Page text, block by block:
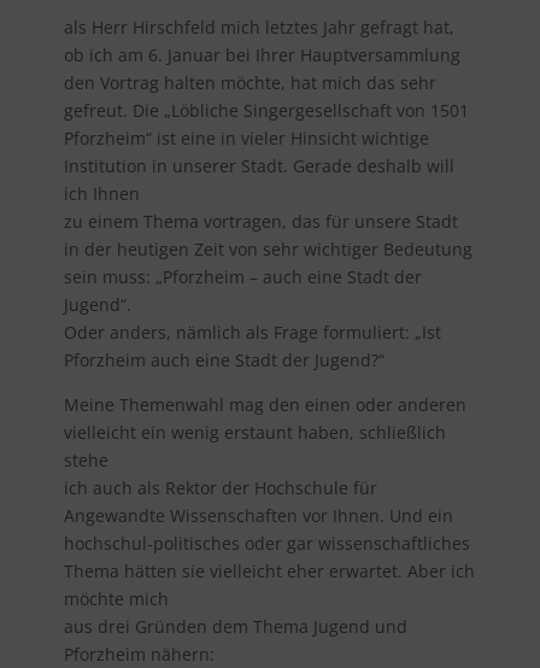
als Herr Hirschfeld mich letztes Jahr gefragt hat,
ob ich am 6. Januar bei Ihrer Hauptversammlung
den Vortrag halten möchte, hat mich das sehr
gefreut. Die „Löbliche Singergesellschaft von 1501
Pforzheim“ ist eine in vieler Hinsicht wichtige
Institution in unserer Stadt. Gerade deshalb will
ich Ihnen
zu einem Thema vortragen, das für unsere Stadt
in der heutigen Zeit von sehr wichtiger Bedeutung
sein muss: „Pforzheim – auch eine Stadt der
Jugend“.
Oder anders, nämlich als Frage formuliert: „Ist
Pforzheim auch eine Stadt der Jugend?“
Meine Themenwahl mag den einen oder anderen
vielleicht ein wenig erstaunt haben, schließlich
stehe
ich auch als Rektor der Hochschule für
Angewandte Wissenschaften vor Ihnen. Und ein
hochschul-politisches oder gar wissenschaftliches
Thema hätten sie vielleicht eher erwartet. Aber ich
möchte mich
aus drei Gründen dem Thema Jugend und
Pforzheim nähern: